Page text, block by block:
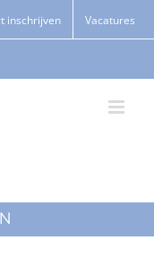
inschrijven Vacatures